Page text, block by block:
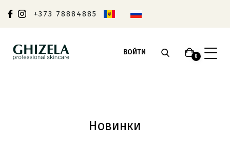
+373 78884885
ВОЙТИ 0
Новинки